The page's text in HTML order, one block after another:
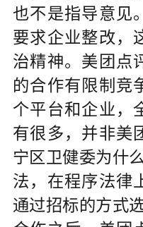
也不是指导意见
要求企业整改，
治精神。美团点
的合作有限制竞
个平台和企业，
有很多，并非美
宁区卫健委为什
法，在程序法律
通过招标的方式